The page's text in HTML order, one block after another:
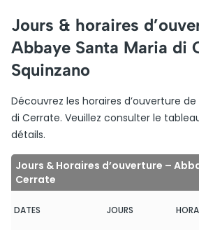
Jours & horaires
Abbaye Santa Maria di
Squinzano
Découvrez les horaires d’ouverture de
di Cerrate. Veuillez consulter le
détails.
Jours & Horaires d’ouverture –
Cerrate
DATES JOURS